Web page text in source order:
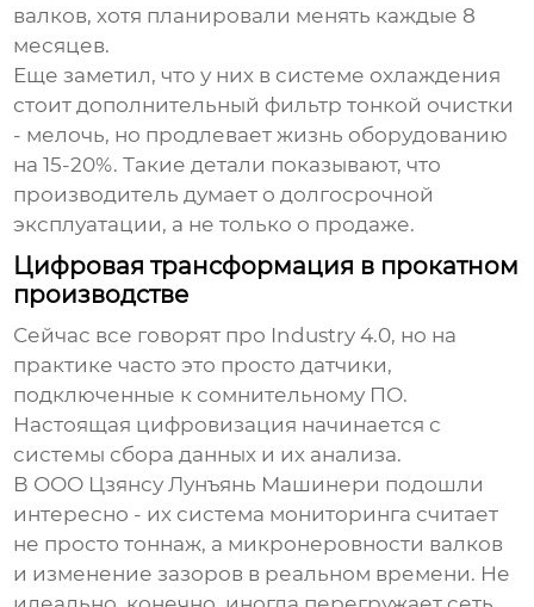
валков, хотя планировали менять каждые 8
месяцев.
Еще заметил, что у них в системе охлаждения
стоит дополнительный фильтр тонкой очистки
- мелочь, но продлевает жизнь оборудованию
на 15-20%. Такие детали показывают, что
производитель думает о долгосрочной
эксплуатации, а не только о продаже.
Цифровая трансформация в прокатном
производстве
Сейчас все говорят про Industry 4.0, но на
практике часто это просто датчики,
подключенные к сомнительному ПО.
Настоящая цифровизация начинается с
системы сбора данных и их анализа.
В ООО Цзянсу Лунъянь Машинери подошли
интересно - их система мониторинга считает
не просто тоннаж, а микронеровности валков
и изменение зазоров в реальном времени. Не